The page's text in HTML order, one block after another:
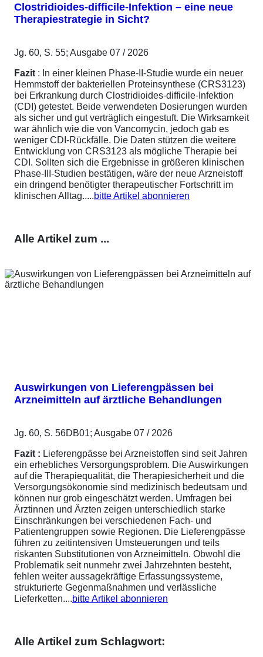
Clostridioides-difficile-Infektion – eine neue
Therapiestrategie in Sicht?
Jg. 60, S. 55; Ausgabe 07 / 2026
Fazit : In einer kleinen Phase-II-Studie wurde ein neuer
Hemmstoff der bakteriellen Proteinsynthese (CRS3123)
bei Erkrankung durch Clostridioides-difficile-Infektion
(CDI) getestet. Beide verwendeten Dosierungen wurden
als sicher und gut verträglich eingestuft. Die Wirksamkeit
war ähnlich wie die von Vancomycin, jedoch gab es
weniger CDI-Rückfälle. Die Daten stützen die weitere
Entwicklung von CRS3123 als mögliche Therapie bei
CDI. Sollten sich die Ergebnisse in größeren klinischen
Phase-III-Studien bestätigen, wäre der neue Arzneistoff
ein dringend benötigter therapeutischer Fortschritt im
klinischen Alltag.....bitte Artikel abonnieren
Alle Artikel zum ...
Auswirkungen von Lieferengpässen bei
Arzneimitteln auf ärztliche Behandlungen
Jg. 60, S. 56DB01; Ausgabe 07 / 2026
Fazit : Lieferengpässe bei Arzneistoffen sind seit Jahren
ein erhebliches Versorgungsproblem. Die Auswirkungen
auf die Therapiequalität, die Therapiesicherheit und die
Versorgungsökonomie sind medizinisch bedeutsam und
können nur grob eingeschätzt werden. Umfragen bei
Ärztinnen und Ärzten zeigen unterschiedlich starke
Einschränkungen bei verschiedenen Fach- und
Patientengruppen sowie Regionen. Die Lieferengpässe
führen zu zeitintensiven Umsteuerungen und teils
riskanten Substitutionen von Arzneimitteln. Obwohl die
Problematik seit nunmehr zwei Jahrzehnten besteht,
fehlen weiter aussagekräftige Erfassungssysteme,
strukturierte Gegenmaßnahmen und verlässliche
Lieferketten....bitte Artikel abonnieren
Alle Artikel zum Schlagwort: